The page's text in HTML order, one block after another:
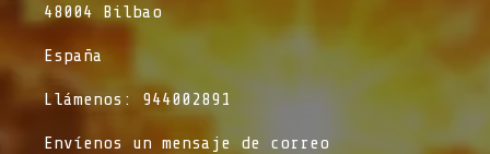
​48004 Bilbao
​España
​Llámenos: 944002891
​Envíenos un mensaje de correo